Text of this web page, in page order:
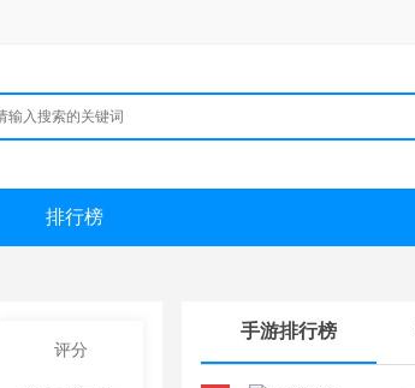
排行榜
评分
手游排行榜